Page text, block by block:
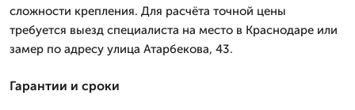
сложности крепления. Для расчёта точной цены
требуется выезд специалиста на место в Краснодаре или
замер по адресу улица Атарбекова, 43.
Гарантии и сроки